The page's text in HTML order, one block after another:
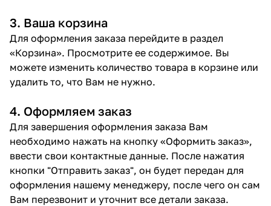
3. Ваша корзина
Для оформления заказа перейдите в раздел
«Корзина». Просмотрите ее содержимое. Вы
можете изменить количество товара в корзине или
удалить то, что Вам не нужно.
4. Оформляем заказ
Для завершения оформления заказа Вам
необходимо нажать на кнопку «Оформить заказ»,
ввести свои контактные данные. После нажатия
кнопки "Отправить заказ", он будет передан для
оформления нашему менеджеру, после чего он сам
Вам перезвонит и уточнит все детали заказа.